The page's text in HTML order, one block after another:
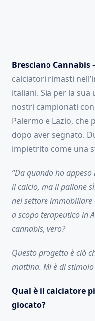
Bresciano Cannabis
calciatori rimasti
italiani. Sia per la sua
nostri campionati
Palermo e Lazio, che
dopo aver segnato.
impietrito come una
“Da quando ho
il calcio, ma il pallone
nel settore
a scopo terapeutico in
cannabis, vero?
Questo progetto è ciò
mattina. Mi è di
Qual è il calciatore
giocato?